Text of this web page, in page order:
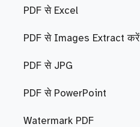
PDF से Excel
PDF से Images Extract करें
PDF से JPG
PDF से PowerPoint
Watermark PDF